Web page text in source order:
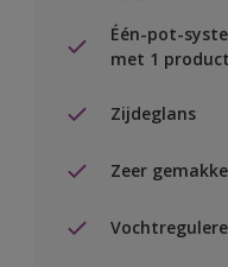
Één-pot-
met 1 product
Zijdeglans
Zeer